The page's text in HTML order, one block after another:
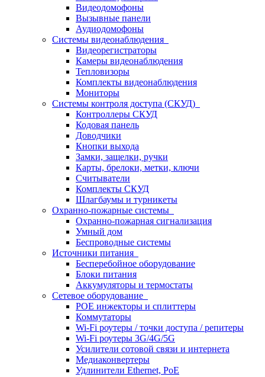
Видеодомофоны
Вызывные панели
Аудиодомофоны
Системы видеонаблюдения
Видеорегистраторы
Камеры видеонаблюдения
Тепловизоры
Комплекты видеонаблюдения
Мониторы
Системы контроля доступа (СКУД)
Контроллеры СКУД
Кодовая панель
Доводчики
Кнопки выхода
Замки, защелки, ручки
Карты, брелоки, метки, ключи
Считыватели
Комплекты СКУД
Шлагбаумы и турникеты
Охранно-пожарные системы
Охранно-пожарная сигнализация
Умный дом
Беспроводные системы
Источники питания
Бесперебойное оборудование
Блоки питания
Аккумуляторы и термостаты
Сетевое оборудование
POE инжекторы и сплиттеры
Коммутаторы
Wi-Fi роутеры / точки доступа / репитеры
Wi-Fi роутеры 3G/4G/5G
Усилители сотовой связи и интернета
Медиаконвертеры
Удлинители Ethernet, PoE